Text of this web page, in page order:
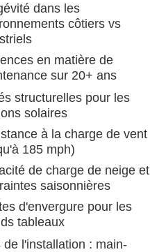
dans les
côtiers vs
en matière de
sur 20+ ans
structurelles pour les
solaires
à la charge de vent
185 mph)
de charge de neige et
saisonnières
d'envergure pour les
tableaux
de l'installation : main-